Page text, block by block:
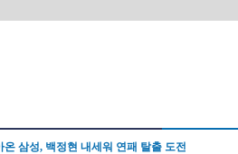
온 삼성, 백정현 내세워 연패 탈출 도전